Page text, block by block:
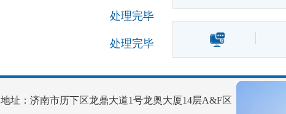
处理完毕
处理完毕
地址：济南市历下区龙鼎大道1号龙奥大厦14层A&F区